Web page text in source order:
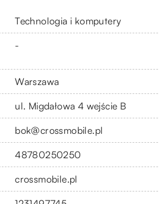
Technologia i komputery
-
Warszawa
ul. Migdałowa 4 wejście B
bok@crossmobile.pl
48780250250
crossmobile.pl